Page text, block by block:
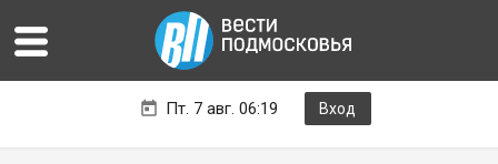
Пт. 7 авг. 06:19 Вход